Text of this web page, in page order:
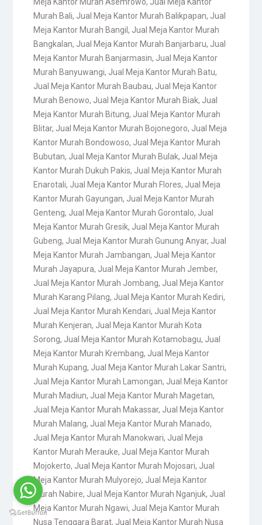
Murah Bali, Jual Meja Kantor Murah Balikpapan, Jual
Meja Kantor Murah Bangil , Jual Meja Kantor Murah
Bangkalan, Jual Meja Kantor Murah Banjarbaru, Jual
Meja Kantor Murah Banjarmasin, Jual Meja Kantor
Murah Banyuwangi, Jual Meja Kantor Murah Batu,
Jual Meja Kantor Murah Baubau, Jual Meja Kantor
Murah Benowo, Jual Meja Kantor Murah Biak, Jual
Meja Kantor Murah Bitung, Jual Meja Kantor Murah
Blitar, Jual Meja Kantor Murah Bojonegoro, Jual Meja
Kantor Murah Bondowoso, Jual Meja Kantor Murah
Bubutan, Jual Meja Kantor Murah Bulak, Jual Meja
Kantor Murah Dukuh Pakis, Jual Meja Kantor Murah
Enarotali, Jual Meja Kantor Murah Flores, Jual Meja
Kantor Murah Gayungan, Jual Meja Kantor Murah
Genteng, Jual Meja Kantor Murah Gorontalo, Jual
Meja Kantor Murah Gresik, Jual Meja Kantor Murah
Gubeng, Jual Meja Kantor Murah Gunung Anyar, Jual
Meja Kantor Murah Jambangan, Jual Meja Kantor
Murah Jayapura, Jual Meja Kantor Murah Jember,
Jual Meja Kantor Murah Jombang, Jual Meja Kantor
Murah Karang Pilang, Jual Meja Kantor Murah Kediri,
Jual Meja Kantor Murah Kendari, Jual Meja Kantor
Murah Kenjeran, Jual Meja Kantor Murah Kota
Sorong, Jual Meja Kantor Murah Kotamobagu, Jual
Meja Kantor Murah Krembang, Jual Meja Kantor
Murah Kupang, Jual Meja Kantor Murah Lakar Santri,
Jual Meja Kantor Murah Lamongan, Jual Meja Kantor
Murah Madiun, Jual Meja Kantor Murah Magetan,
Jual Meja Kantor Murah Makassar, Jual Meja Kantor
Murah Malang, Jual Meja Kantor Murah Manado,
Jual Meja Kantor Murah Manokwari, Jual Meja
Kantor Murah Merauke, Jual Meja Kantor Murah
Mojokerto, Jual Meja Kantor Murah Mojosari, Jual
Meja Kantor Murah Mulyorejo, Jual Meja Kantor
Murah Nabire, Jual Meja Kantor Murah Nganjuk, Jual
Meja Kantor Murah Ngawi, Jual Meja Kantor Murah
Nusa Tenggara Barat, Jual Meja Kantor Murah Nusa